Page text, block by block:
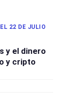
22 DE JULIO
y el dinero
y cripto